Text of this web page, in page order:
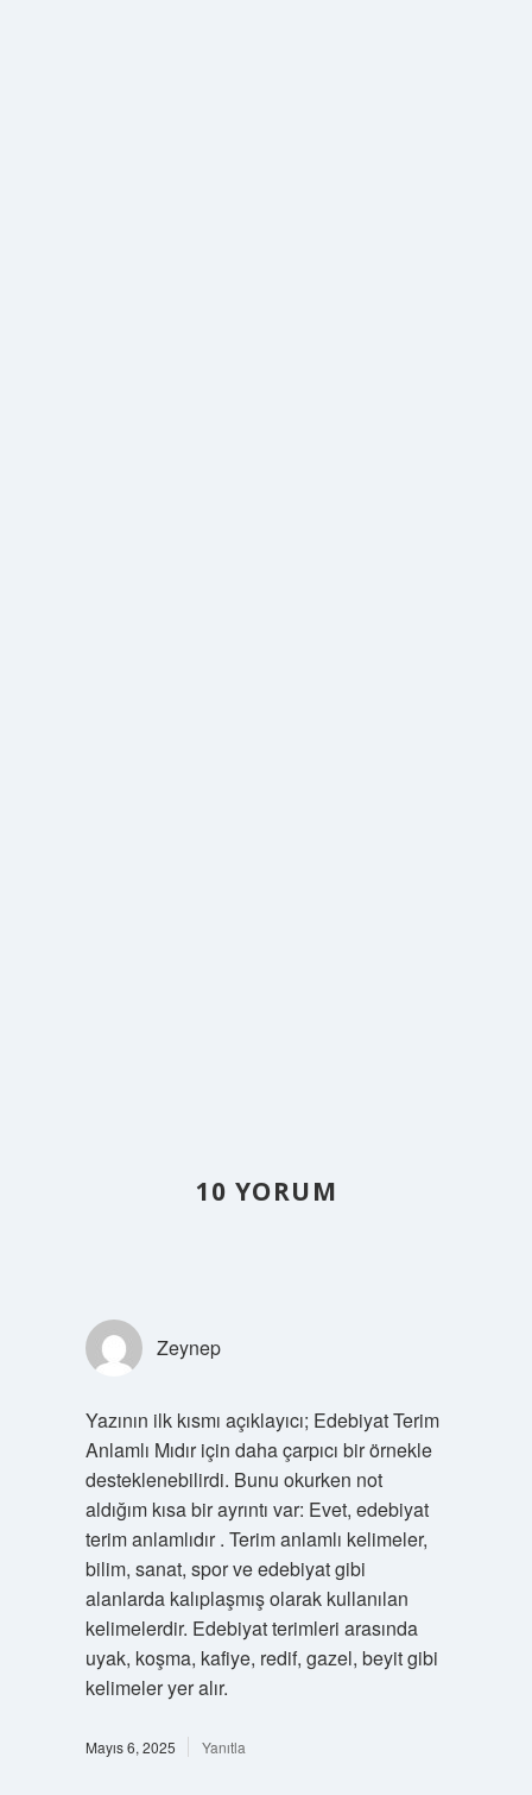
10 YORUM
Zeynep
Yazının ilk kısmı açıklayıcı; Edebiyat Terim
Anlamlı Mıdır için daha çarpıcı bir örnekle
desteklenebilirdi. Bunu okurken not
aldığım kısa bir ayrıntı var: Evet, edebiyat
terim anlamlıdır . Terim anlamlı kelimeler,
bilim, sanat, spor ve edebiyat gibi
alanlarda kalıplaşmış olarak kullanılan
kelimelerdir. Edebiyat terimleri arasında
uyak, koşma, kafiye, redif, gazel, beyit gibi
kelimeler yer alır.
Mayıs 6, 2025 Yanıtla